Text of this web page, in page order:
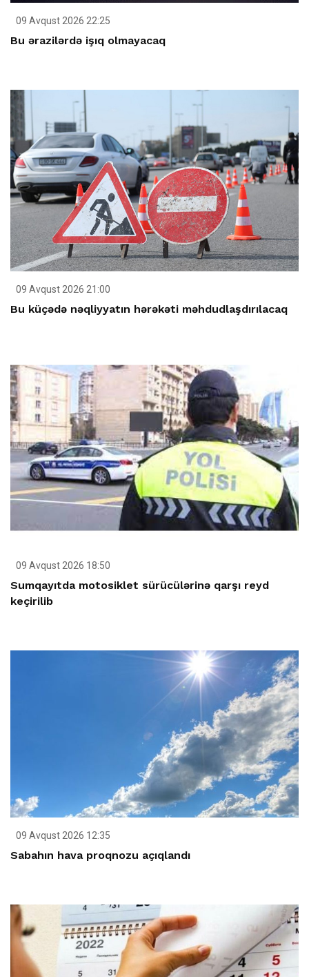
09 Avqust 2026 22:25
Bu ərazilərdə işıq olmayacaq
09 Avqust 2026 21:00
Bu küçədə nəqliyyatın hərəkəti məhdudlaşdırılacaq
09 Avqust 2026 18:50
Sumqayıtda motosiklet sürücülərinə qarşı reyd
keçirilib
09 Avqust 2026 12:35
Sabahın hava proqnozu açıqlandı